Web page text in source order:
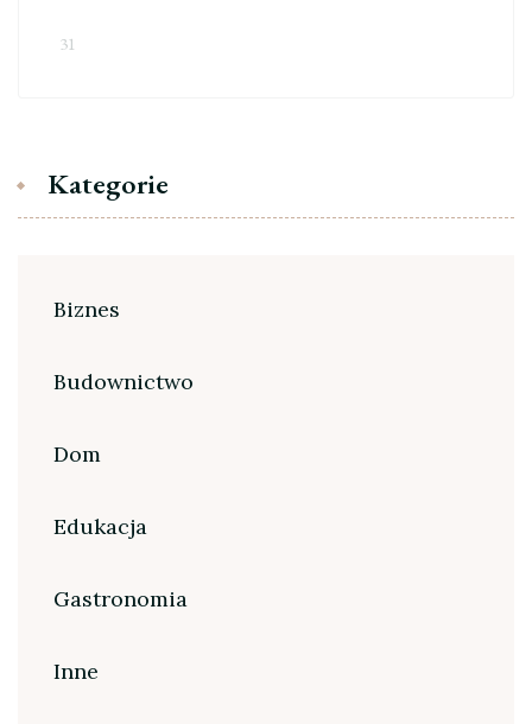
31
Kategorie
Biznes
Budownictwo
Dom
Edukacja
Gastronomia
Inne